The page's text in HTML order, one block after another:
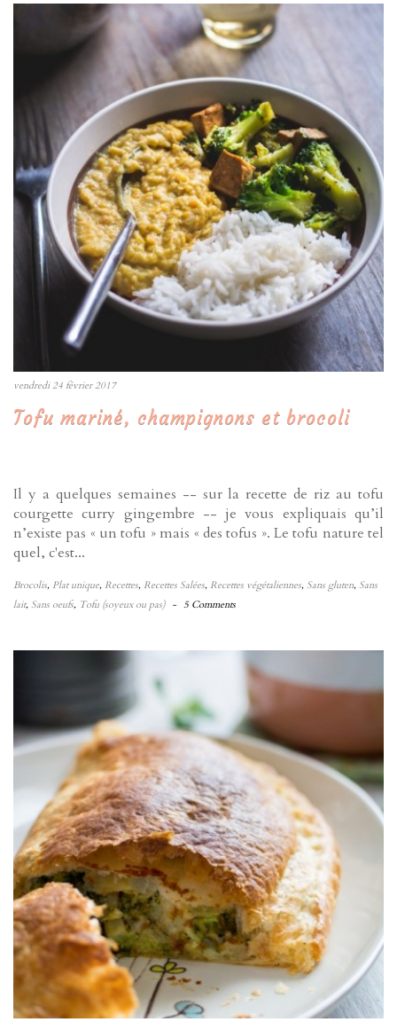
vendredi 24 février 2017
Tofu mariné, champignons et brocoli
Il y a quelques semaines -- sur la recette de riz au tofu
courgette curry gingembre -- je vous expliquais qu’il
n’existe pas « un tofu » mais « des tofus ». Le tofu nature tel
quel, c'est...
Brocolis, Plat unique, Recettes, Recettes Salées, Recettes végétaliennes, Sans gluten, Sans
lait, Sans oeufs, Tofu (soyeux ou pas) - 5 Comments